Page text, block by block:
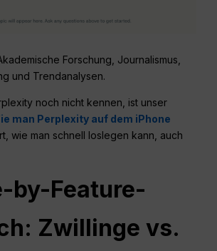
Forschung, Journalismus,
und Trendanalysen.
noch nicht kennen, ist unser
man Perplexity auf dem iPhone
wie man schnell loslegen kann, auch
by-Feature-
Zwillinge vs.